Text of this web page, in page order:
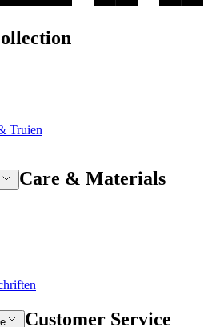
Truien
Care & Materials
Customer Service